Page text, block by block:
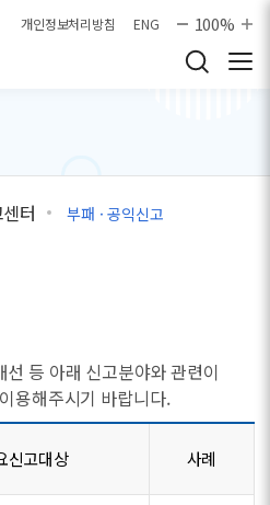
개인정보처리방침 ENG 100%
터 부패 · 공익신고
등 아래 신고분야와 관련이
용해주시기 바랍니다.
신고대상 사례